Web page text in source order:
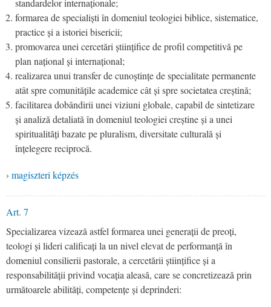
formarea de specialiști în domeniul teologiei biblice, sistematice,
practice și a istoriei bisericii;
promovarea unei cercetări științifice de profil competitivă pe
plan național și internațional;
realizarea unui transfer de cunoștințe de specialitate permanente
atât spre comunitățile academice cât și spre societatea creștină;
facilitarea dobândirii unei viziuni globale, capabil de sintetizare
și analiză detaliată în domeniul teologiei creștine și a unei
spiritualități bazate pe pluralism, diversitate culturală și
înțelegere reciprocă.
› magiszteri képzés
Art. 7
Specializarea vizează astfel formarea unei generații de preoți,
teologi și lideri calificați la un nivel elevat de performanță în
domeniul consilierii pastorale, a cercetării științifice și a
responsabilității privind vocația aleasă, care se concretizează prin
următoarele abilități, competențe și deprinderi: